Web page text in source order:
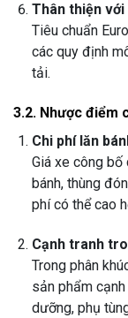
Thân thiện
Tiêu chuẩn
các quy định
tải.
3.2. Nhược điểm
Chi phí lăn
Giá xe công
bánh, thùng
phí có thể cao
Cạnh tranh
Trong phân
sản phẩm
dưỡng, phụ